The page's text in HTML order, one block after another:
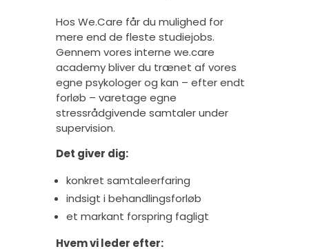
Hos We.Care får du mulighed for
mere end de fleste studiejobs.
Gennem vores interne we.care
academy bliver du trænet af vores
egne psykologer og kan – efter endt
forløb – varetage egne
stressrådgivende samtaler under
supervision.
Det giver dig:
konkret samtaleerfaring
indsigt i behandlingsforløb
et markant forspring fagligt
Hvem vi leder efter: